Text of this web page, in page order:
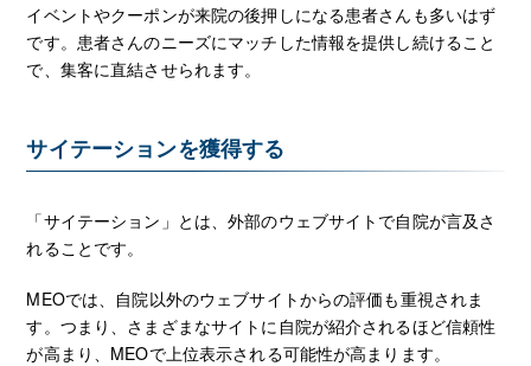
イベントやクーポンが来院の後押しになる患者さんも多いはず
です。患者さんのニーズにマッチした情報を提供し続けること
で、集客に直結させられます。
サイテーションを獲得する
「サイテーション」とは、外部のウェブサイトで自院が言及さ
れることです。
MEOでは、自院以外のウェブサイトからの評価も重視されま
す。つまり、さまざまなサイトに自院が紹介されるほど信頼性
が高まり、MEOで上位表示される可能性が高まります。